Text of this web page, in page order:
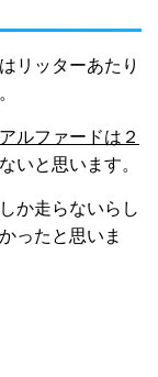
リッターあたり
アルファードは２
いと思います。
か走らないらし
ったと思いま